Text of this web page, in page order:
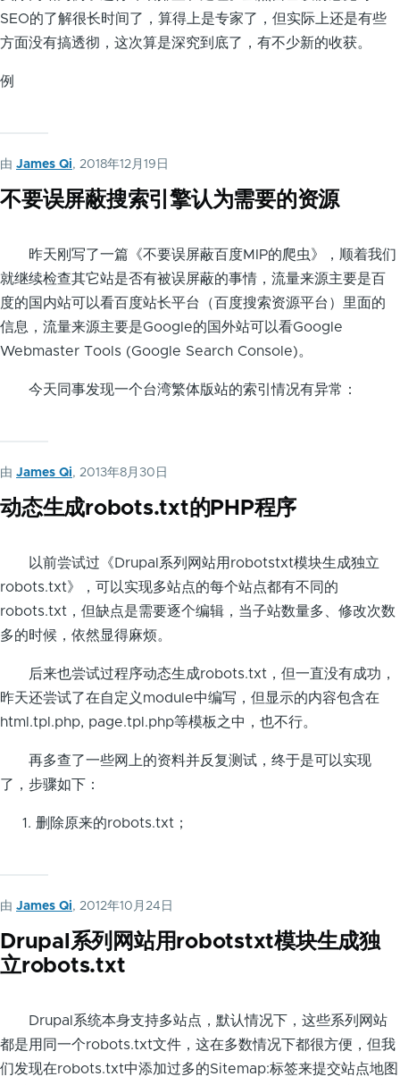
SEO的了解很长时间了，算得上是专家了，但实际上还是有些
方面没有搞透彻，这次算是深究到底了，有不少新的收获。
例
由 James Qi, 2018年12月19日
不要误屏蔽搜索引擎认为需要的资源
昨天刚写了一篇《不要误屏蔽百度MIP的爬虫》，顺着我们
就继续检查其它站是否有被误屏蔽的事情，流量来源主要是百
度的国内站可以看百度站长平台（百度搜索资源平台）里面的
信息，流量来源主要是Google的国外站可以看Google
Webmaster Tools (Google Search Console)。
今天同事发现一个台湾繁体版站的索引情况有异常：
由 James Qi, 2013年8月30日
动态生成robots.txt的PHP程序
以前尝试过《Drupal系列网站用robotstxt模块生成独立
robots.txt》，可以实现多站点的每个站点都有不同的
robots.txt，但缺点是需要逐个编辑，当子站数量多、修改次数
多的时候，依然显得麻烦。
后来也尝试过程序动态生成robots.txt，但一直没有成功，
昨天还尝试了在自定义module中编写，但显示的内容包含在
html.tpl.php, page.tpl.php等模板之中，也不行。
再多查了一些网上的资料并反复测试，终于是可以实现
了，步骤如下：
删除原来的robots.txt；
由 James Qi, 2012年10月24日
Drupal系列网站用robotstxt模块生成独
立robots.txt
Drupal系统本身支持多站点，默认情况下，这些系列网站
都是用同一个robots.txt文件，这在多数情况下都很方便，但我
们发现在robots.txt中添加过多的Sitemap:标签来提交站点地图